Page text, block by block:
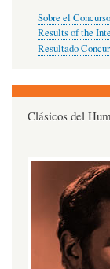
Sobre el
Results of the
Resultado
Clásicos del